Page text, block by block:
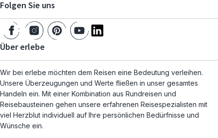
Folgen Sie uns
Über erlebe
Wir bei erlebe möchten dem Reisen eine Bedeutung verleihen.
Unsere Überzeugungen und Werte fließen in unser gesamtes
Handeln ein. Mit einer Kombination aus Rundreisen und
Reisebausteinen gehen unsere erfahrenen Reisespezialisten mit
viel Herzblut individuell auf Ihre persönlichen Bedürfnisse und
Wünsche ein.